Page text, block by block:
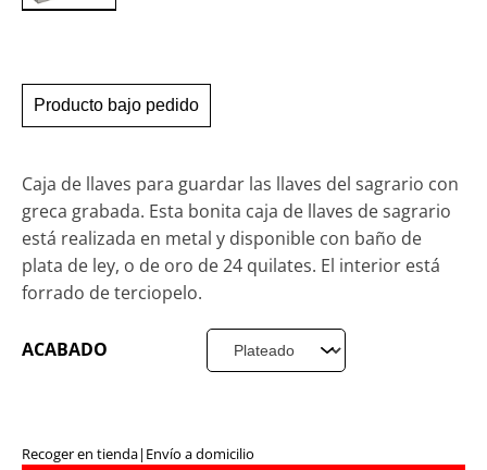
Producto bajo pedido
Caja de llaves para guardar las llaves del sagrario con
greca grabada. Esta bonita caja de llaves de sagrario
está realizada en metal y disponible con baño de
plata de ley, o de oro de 24 quilates. El interior está
forrado de terciopelo.
ACABADO
Recoger en tienda| Envío a domicilio